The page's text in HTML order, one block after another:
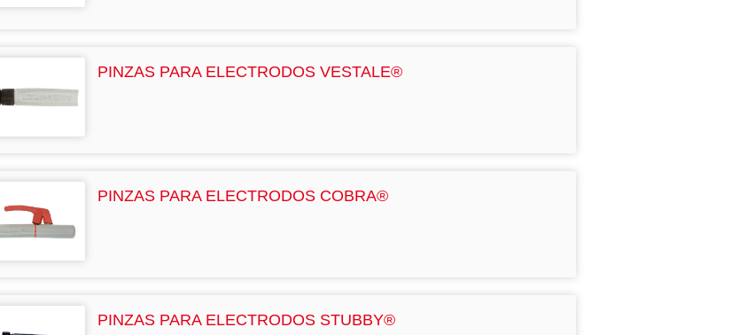
PINZAS PARA ELECTRODOS VESTALE®
PINZAS PARA ELECTRODOS COBRA®
PINZAS PARA ELECTRODOS STUBBY®